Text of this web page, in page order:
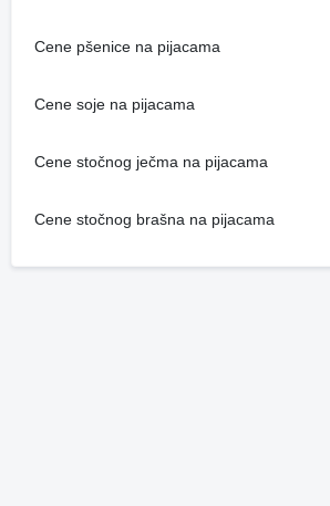
Cene pšenice na pijacama
Cene soje na pijacama
Cene stočnog ječma na pijacama
Cene stočnog brašna na pijacama